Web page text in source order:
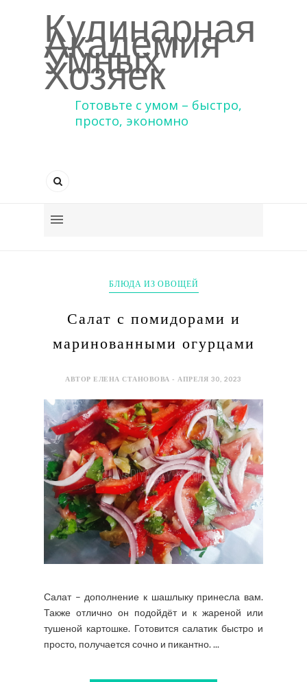
Кулинарная
Академия
Умных
Хозяек
Готовьте с умом – быстро,
просто, экономно
БЛЮДА ИЗ ОВОЩЕЙ
Салат с помидорами и
маринованными огурцами
АВТОР ЕЛЕНА СТАНОВОВА - АПРЕЛЯ 30, 2023
Салат – дополнение к шашлыку принесла вам.
Также отлично он подойдёт и к жареной или
тушеной картошке. Готовится салатик быстро и
просто, получается сочно и пикантно. ...